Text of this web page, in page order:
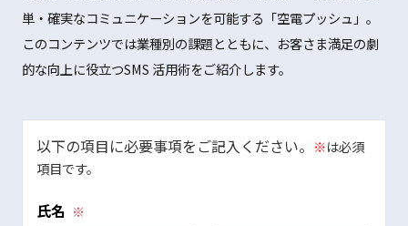
単・確実なコミュニケーションを可能する「空電プッシュ」。
このコンテンツでは業種別の課題とともに、お客さま満足の劇
的な向上に役立つSMS 活用術をご紹介します。